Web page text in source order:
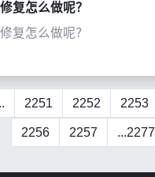
复怎么做呢？
复怎么做呢？
2251 2252 2253
2256 2257 ...2277